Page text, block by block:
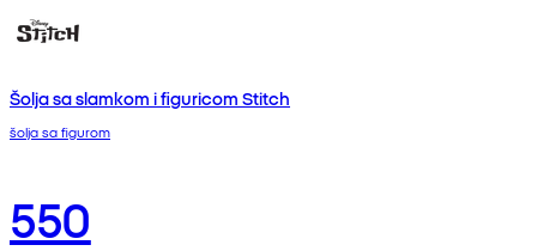
Šolja sa slamkom i figuricom Stitch
šolja sa figurom
550